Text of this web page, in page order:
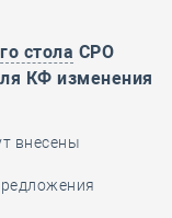
стола СРО
КФ изменения
внесены